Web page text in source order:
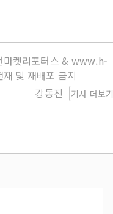
켓리포터스 & www.h-
및 재배포 금지
기사 더보기
강동진